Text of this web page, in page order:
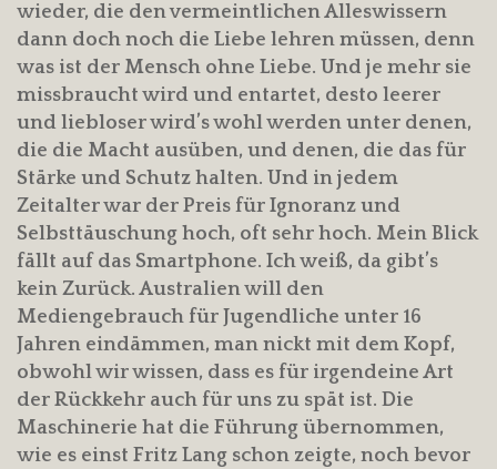
wieder, die den vermeintlichen Alleswissern
dann doch noch die Liebe lehren müssen, denn
was ist der Mensch ohne Liebe. Und je mehr sie
missbraucht wird und entartet, desto leerer
und liebloser wird’s wohl werden unter denen,
die die Macht ausüben, und denen, die das für
Stärke und Schutz halten. Und in jedem
Zeitalter war der Preis für Ignoranz und
Selbsttäuschung hoch, oft sehr hoch. Mein Blick
fällt auf das Smartphone. Ich weiß, da gibt’s
kein Zurück. Australien will den
Mediengebrauch für Jugendliche unter 16
Jahren eindämmen, man nickt mit dem Kopf,
obwohl wir wissen, dass es für irgendeine Art
der Rückkehr auch für uns zu spät ist. Die
Maschinerie hat die Führung übernommen,
wie es einst Fritz Lang schon zeigte, noch bevor